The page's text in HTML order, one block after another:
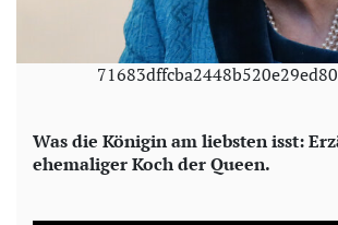
Was die Königin am liebsten isst:
ehemaliger Koch der Queen.